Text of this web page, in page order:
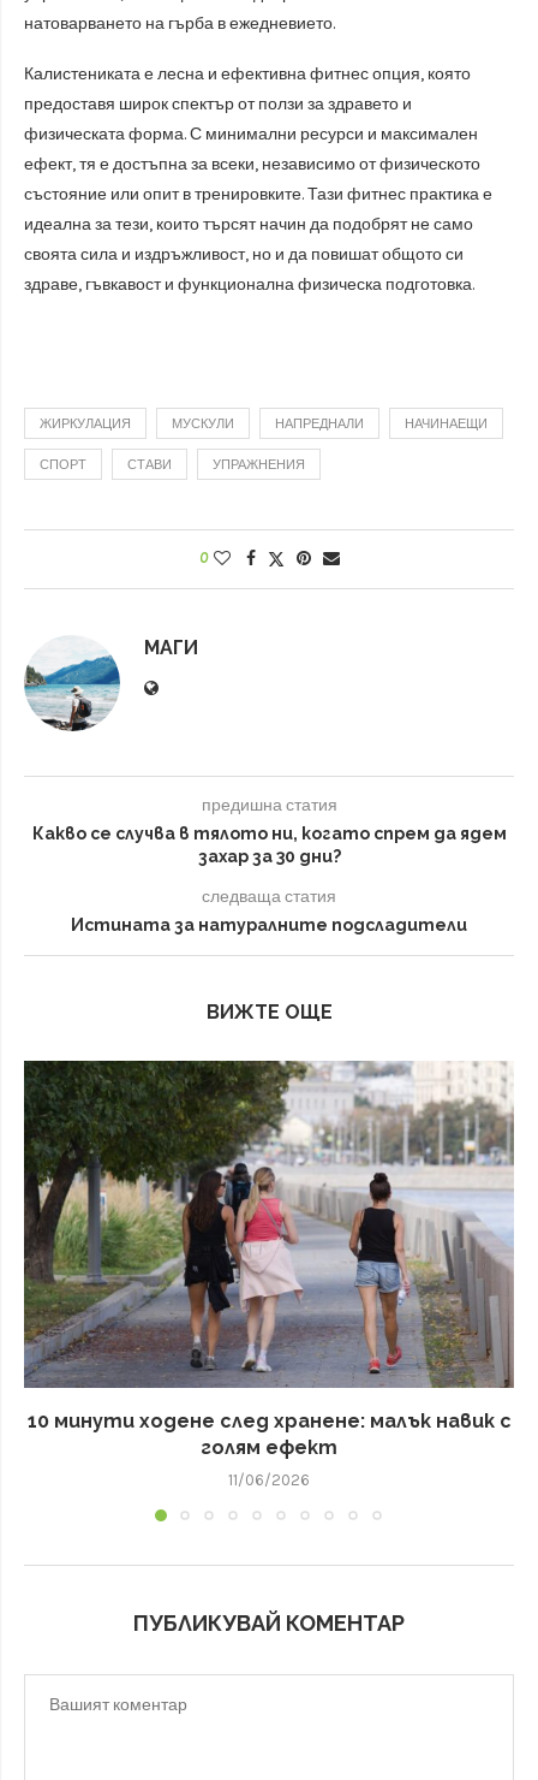
натоварването на гърба в ежедневието.
Калистениката е лесна и ефективна фитнес опция, която
предоставя широк спектър от ползи за здравето и
физическата форма. С минимални ресурси и максимален
ефект, тя е достъпна за всеки, независимо от физическото
състояние или опит в тренировките. Тази фитнес практика е
идеална за тези, които търсят начин да подобрят не само
своята сила и издръжливост, но и да повишат общото си
здраве, гъвкавост и функционална физическа подготовка.
ЖИРКУЛАЦИЯ МУСКУЛИ НАПРЕДНАЛИ НАЧИНАЕЩИ
СПОРТ СТАВИ УПРАЖНЕНИЯ
0
МАГИ
предишна статия
Какво се случва в тялото ни, когато спрем да ядем
захар за 30 дни?
следваща статия
Истината за натуралните подсладители
ВИЖТЕ ОЩЕ
10 минути ходене след хранене: малък навик с
голям ефект
11/06/2026
ПУБЛИКУВАЙ КОМЕНТАР